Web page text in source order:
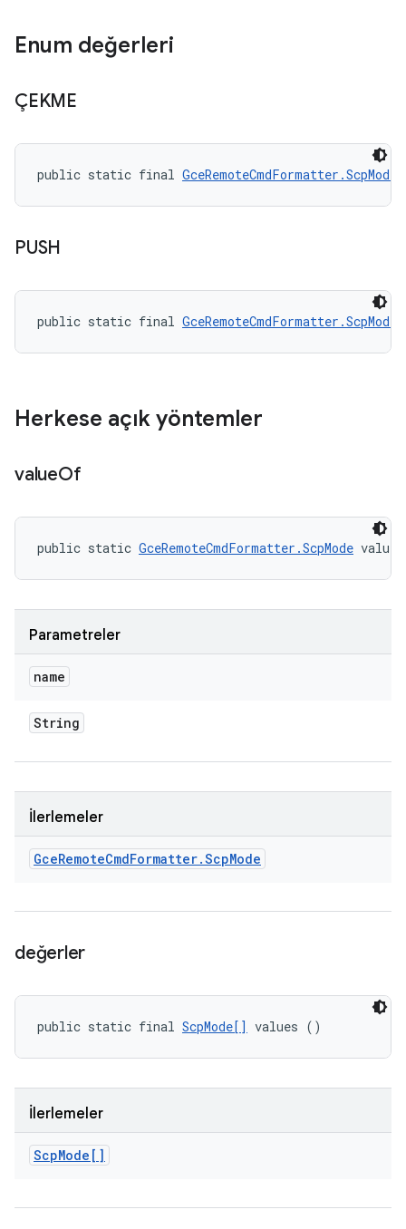
Enum değerleri
ÇEKME
public static final GceRemoteCmdFormatter.ScpMode
PUSH
public static final GceRemoteCmdFormatter.ScpMode
Herkese açık yöntemler
valueOf
public static GceRemoteCmdFormatter.ScpMode
Parametreler
name
String
İlerlemeler
GceRemoteCmdFormatter.ScpMode
değerler
public static final ScpMode[] values ()
İlerlemeler
ScpMode[]